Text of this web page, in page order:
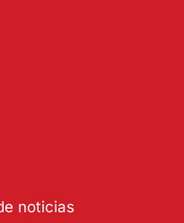
noticias